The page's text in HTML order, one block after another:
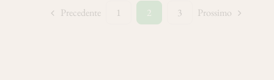
Precedente 1 2 3 Prossimo